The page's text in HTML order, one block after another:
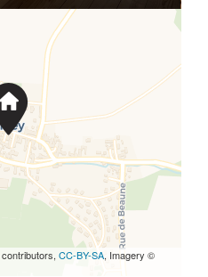
contributors, CC-BY-SA, Imagery ©